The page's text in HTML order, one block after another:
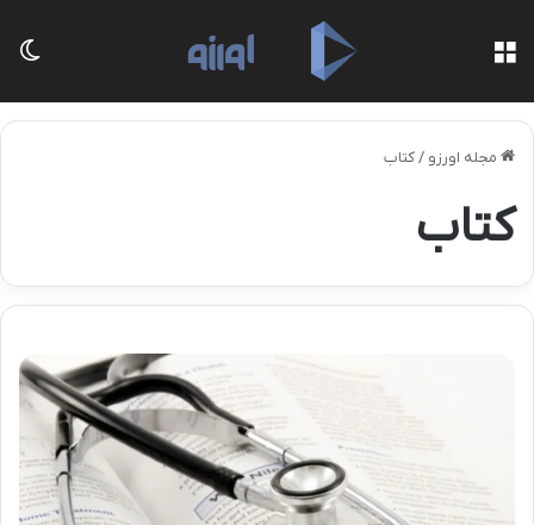
مجله اورزو /کتاب
کتاب